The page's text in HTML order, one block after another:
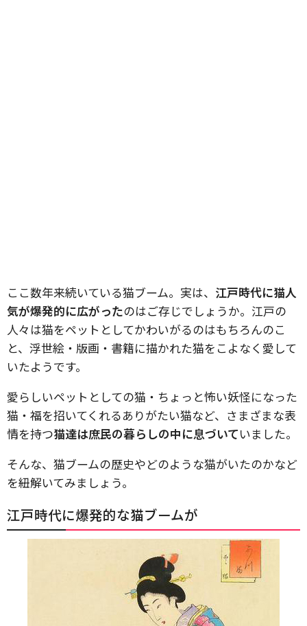
ここ数年来続いている猫ブーム。実は、 江戸時代に猫人
気が爆発的に広がったのはご存じでしょうか。江戸の
人々は猫をペットとしてかわいがるのはもちろんのこ
と、浮世絵・版画・書籍に描かれた猫をこよなく愛して
いたようです。
愛らしいペットとしての猫・ちょっと怖い妖怪になった
猫・福を招いてくれるありがたい猫など、さまざまな表
情を持つ猫達は庶民の暮らしの中に息づいていました。
そんな、猫ブームの歴史やどのような猫がいたのかなど
を紐解いてみましょう。
江戸時代に爆発的な猫ブームが